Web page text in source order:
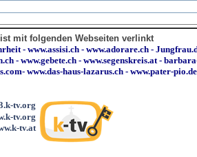
mit folgenden Webseiten verlinkt
- www.assisi.ch - www.adorare.ch -
- www.gebete.ch - www.segenskreis.at -
- www.das-haus-lazarus.ch - www.pater-pio.de
tv.org
tv.org
tv.at